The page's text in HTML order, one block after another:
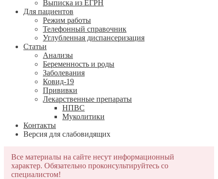
Выписка из ЕГРН
Для пациентов
Режим работы
Телефонный справочник
Углубленная диспансеризация
Статьи
Анализы
Беременность и роды
Заболевания
Ковид-19
Прививки
Лекарственные препараты
НПВС
Муколитики
Контакты
Версия для слабовидящих
Все материалы на сайте несут информационный
характер. Обязательно проконсультируйтесь со
специалистом!